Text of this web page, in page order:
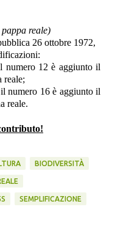
reale)
26 ottobre 1972,
numero 12 è aggiunto il
reale;
numero 16 è aggiunto il
reale.
BIODIVERSITÀ
SEMPLIFICAZIONE